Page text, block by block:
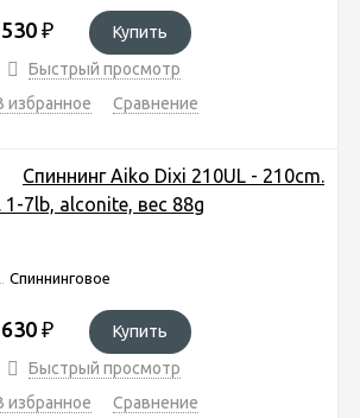
₽
Купить
Быстрый просмотр
избранное
Сравнение
Спиннинг Aiko Dixi 210UL - 210cm.
7lb, alconite, вес 88g
Спиннинговое
₽
Купить
Быстрый просмотр
избранное
Сравнение